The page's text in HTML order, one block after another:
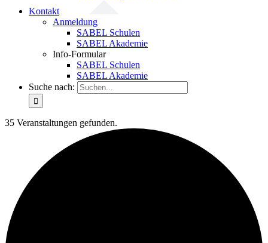
Kontakt
Anmeldung
SABEL Schulen
SABEL Akademie
Info-Formular
SABEL Schulen
SABEL Akademie
Suche nach:
35 Veranstaltungen gefunden.